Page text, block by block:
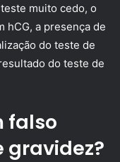
muito cedo, o
hCG, a presença de
do teste de
do teste de
falso
gravidez?